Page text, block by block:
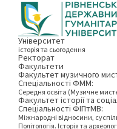
Університет
історія та сьогодення
Ректорат
Факультети
Факультет музичного
Спеціальності ФММ:
Середня освіта (Музичне
Факультет історії та
Спеціальності ФІПтМВ:
Міжнародні відносини,
Політологія. Історія та